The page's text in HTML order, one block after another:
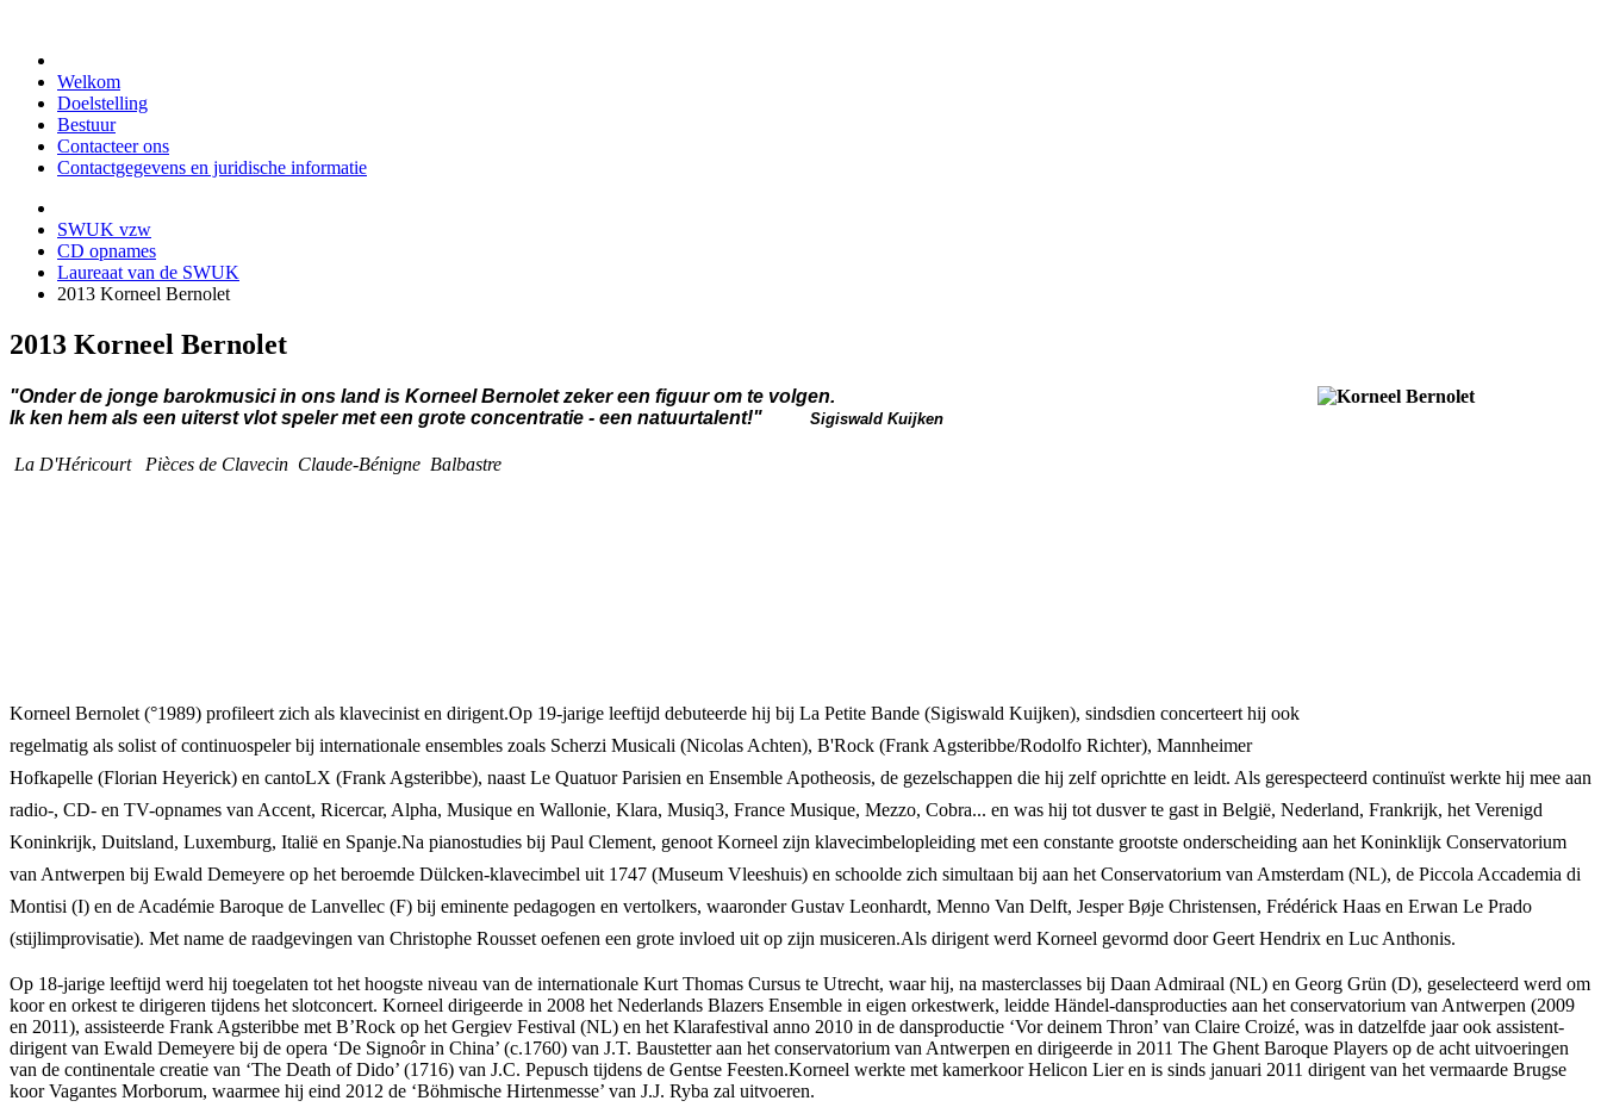
Welkom
Doelstelling
Bestuur
Contacteer ons
Contactgegevens en juridische informatie
SWUK vzw
CD opnames
Laureaat van de SWUK
2013 Korneel Bernolet
2013 Korneel Bernolet
"Onder de jonge barokmusici in ons land is Korneel Bernolet zeker een figuur om te volgen.
Ik ken hem als een uiterst vlot speler met een grote concentratie - een natuurtalent!" Sigiswald Kuijken
La D'Héricourt Pièces de Clavecin Claude-Bénigne Balbastre
Korneel Bernolet (°1989) profileert zich als klavecinist en dirigent.Op 19-jarige leeftijd debuteerde hij bij La Petite Bande (Sigiswald Kuijken), sindsdien concerteert hij ook
regelmatig als solist of continuospeler bij internationale ensembles zoals Scherzi Musicali (Nicolas Achten), B'Rock (Frank Agsteribbe/Rodolfo Richter), Mannheimer
Hofkapelle (Florian Heyerick) en cantoLX (Frank Agsteribbe), naast Le Quatuor Parisien en Ensemble Apotheosis, de gezelschappen die hij zelf oprichtte en leidt. Als gerespecteerd continuïst werkte hij mee aan
radio-, CD- en TV-opnames van Accent, Ricercar, Alpha, Musique en Wallonie, Klara, Musiq3, France Musique, Mezzo, Cobra... en was hij tot dusver te gast in België, Nederland, Frankrijk, het Verenigd
Koninkrijk, Duitsland, Luxemburg, Italië en Spanje.Na pianostudies bij Paul Clement, genoot Korneel zijn klavecimbelopleiding met een constante grootste onderscheiding aan het Koninklijk Conservatorium
van Antwerpen bij Ewald Demeyere op het beroemde Dülcken-klavecimbel uit 1747 (Museum Vleeshuis) en schoolde zich simultaan bij aan het Conservatorium van Amsterdam (NL), de Piccola Accademia di
Montisi (I) en de Académie Baroque de Lanvellec (F) bij eminente pedagogen en vertolkers, waaronder Gustav Leonhardt, Menno Van Delft, Jesper Bøje Christensen, Frédérick Haas en Erwan Le Prado
(stijlimprovisatie). Met name de raadgevingen van Christophe Rousset oefenen een grote invloed uit op zijn musiceren.Als dirigent werd Korneel gevormd door Geert Hendrix en Luc Anthonis.
Op 18-jarige leeftijd werd hij toegelaten tot het hoogste niveau van de internationale Kurt Thomas Cursus te Utrecht, waar hij, na masterclasses bij Daan Admiraal (NL) en Georg Grün (D), geselecteerd werd om
koor en orkest te dirigeren tijdens het slotconcert. Korneel dirigeerde in 2008 het Nederlands Blazers Ensemble in eigen orkestwerk, leidde Händel-dansproducties aan het conservatorium van Antwerpen (2009
en 2011), assisteerde Frank Agsteribbe met B’Rock op het Gergiev Festival (NL) en het Klarafestival anno 2010 in de dansproductie ‘Vor deinem Thron’ van Claire Croizé, was in datzelfde jaar ook assistent-
dirigent van Ewald Demeyere bij de opera ‘De Signoôr in China’ (c.1760) van J.T. Baustetter aan het conservatorium van Antwerpen en dirigeerde in 2011 The Ghent Baroque Players op de acht uitvoeringen
van de continentale creatie van ‘The Death of Dido’ (1716) van J.C. Pepusch tijdens de Gentse Feesten.Korneel werkte met kamerkoor Helicon Lier en is sinds januari 2011 dirigent van het vermaarde Brugse
koor Vagantes Morborum, waarmee hij eind 2012 de ‘Böhmische Hirtenmesse’ van J.J. Ryba zal uitvoeren.